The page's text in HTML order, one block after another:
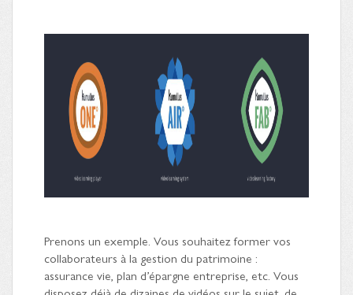
Prenons un exemple. Vous souhaitez former vos
collaborateurs à la gestion du patrimoine :
assurance vie, plan d’épargne entreprise, etc. Vous